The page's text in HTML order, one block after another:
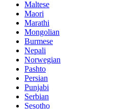
Maltese
Maori
Marathi
Mongolian
Burmese
Nepali
Norwegian
Pashto
Persian
Punjabi
Serbian
Sesotho